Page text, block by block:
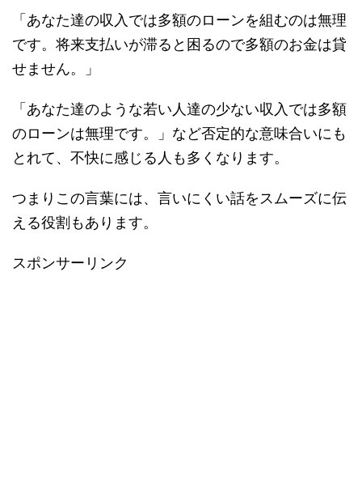
「あなた達の収入では多額のローンを組むのは無理
です。将来支払いが滞ると困るので多額のお金は貸
せません。」
「あなた達のような若い人達の少ない収入では多額
のローンは無理です。」など否定的な意味合いにも
とれて、不快に感じる人も多くなります。
つまりこの言葉には、言いにくい話をスムーズに伝
える役割もあります。
スポンサーリンク